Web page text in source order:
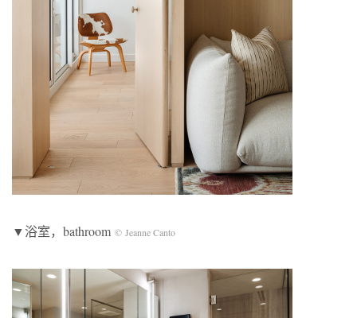
▼浴室，bathroom © Jeanne Canto